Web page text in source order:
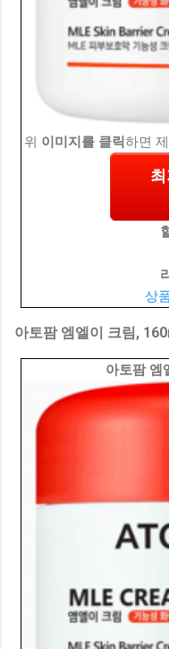
위 이미지를 클릭하면
상
아토팜 엠엘이 크림,
아토팜 엠